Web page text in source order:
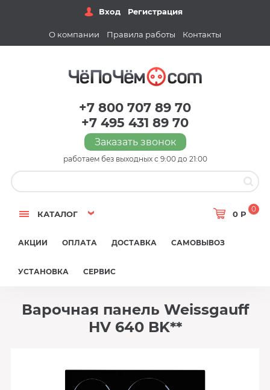
Вход Регистрация
О компании Правила работы Контакты
+7 800 707 89 70
+7 495 431 89 70
Заказать звонок
работаем без выходных с 9:00 до 21:00
КАТАЛОГ 0 Р
0
АКЦИИ ОПЛАТА ДОСТАВКА САМОВЫВОЗ
УСТАНОВКА СЕРВИС
Варочная панель Weissgauff
HV 640 BK**